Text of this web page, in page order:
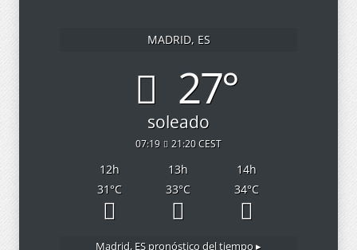
MADRID, ES
27°
soleado
07:19 21:20 CEST
12h 13h 14h
31°C 33°C 34°C
Madrid, ESpronóstico del tiempo ▸